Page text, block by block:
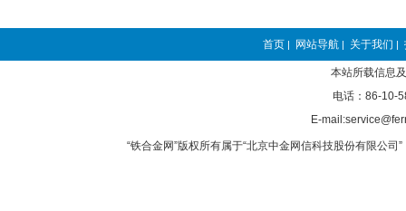
首页 | 网站导航 | 关于我们 |
本站所载信息
电话：86-10-
E-
“铁合金网”版权所有属于“北京中金网信科技股份有限公司